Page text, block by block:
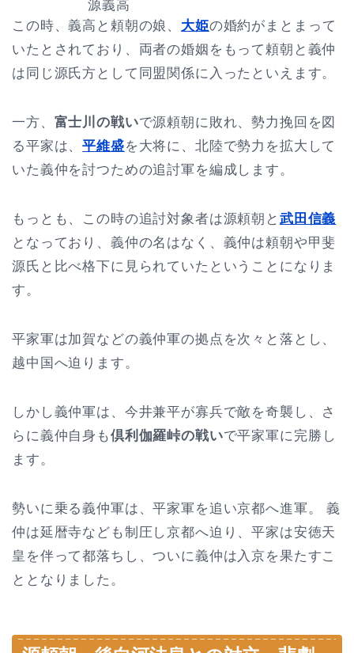
源義高
この時、義高と頼朝の娘、 大姫の婚約がまとまって
いたとされており、両者の婚姻をもって頼朝と義仲
は同じ源氏方として同盟関係に入ったといえます。
一方、 富士川の戦いで源頼朝に敗れ、勢力挽回を図
る平家は、平維盛を大将に、北陸で勢力を拡大して
いた義仲を討つための追討軍を編成します。
もっとも、この時の追討対象者は源頼朝と 武田信義
となっており、義仲の名はなく、義仲は頼朝や甲斐
源氏と比べ格下に見られていたということになりま
す。
平家軍は加賀などの義仲軍の拠点を次々と落とし、
越中国へ迫ります。
しかし義仲軍は、今井兼平が寡兵で敵を奇襲し、さ
らに義仲自身も倶利伽羅峠の戦いで平家軍に完勝し
ます。
勢いに乗る義仲軍は、平家軍を追い京都へ進軍。 義
仲は延暦寺なども制圧し京都へ迫り、平家は安徳天
皇を伴って都落ちし、ついに義仲は入京を果たすこ
ととなりました。